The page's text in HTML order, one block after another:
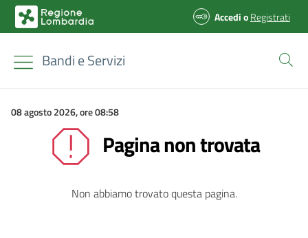
AccedioRegistrati
Bandi e Servizi
08 agosto 2026, ore 08:58
Pagina non trovata
Non abbiamo trovato questa pagina.